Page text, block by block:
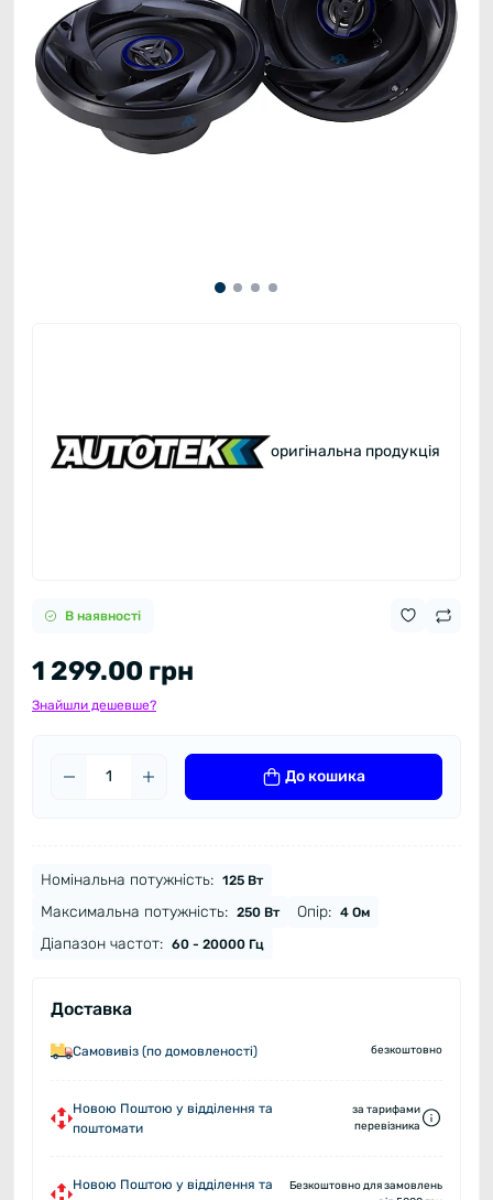
оригінальна продукція
В наявності
1 299.00 грн
Знайшли дешевше?
До кошика
Номінальна потужність: 125 Вт
Максимальна потужність: 250 Вт Опір: 4 Ом
Діапазон частот: 60 - 20000 Гц
Доставка
Самовивіз (по домовленості) безкоштовно
Новою Поштою у відділення та
поштомати
за тарифами
перевізника
Новою Поштою у відділення та
Безкоштовно для замовлень